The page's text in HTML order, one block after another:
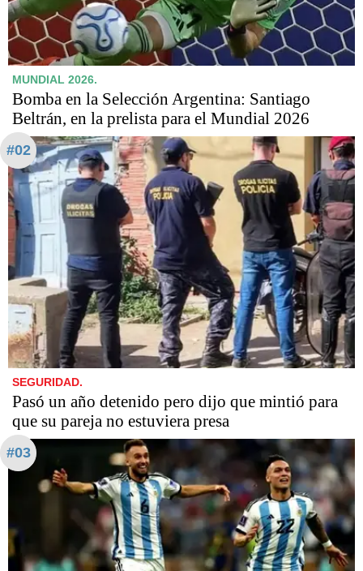
MUNDIAL 2026.
Bomba en la Selección Argentina: Santiago
Beltrán, en la prelista para el Mundial 2026
#02
SEGURIDAD.
Pasó un año detenido pero dijo que mintió para
que su pareja no estuviera presa
#03